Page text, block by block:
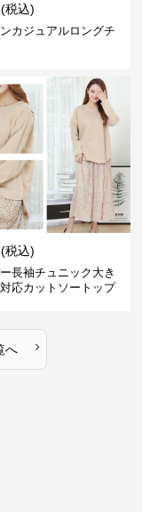
(税込)
カジュアルロングチ
(税込)
長袖チュニック大き
応カットソートップ
へ ›